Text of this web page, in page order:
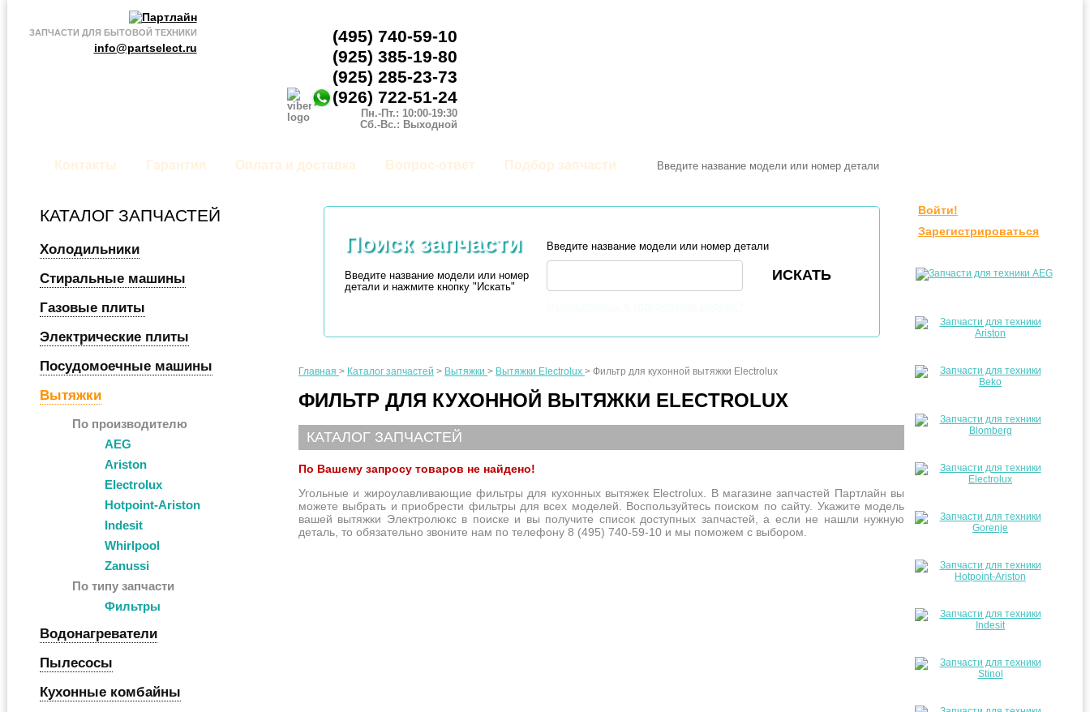
ЗАПЧАСТИ ДЛЯ БЫТОВОЙ ТЕХНИКИ
info@partselect.ru
(495) 740-59-10
(925) 385-19-80
(925) 285-23-73
(926) 722-51-24
Пн.-Пт.: 10:00-19:30
Сб.-Вс.: Выходной
Контакты Гарантия Оплата и доставка Вопрос-ответ Подбор запчасти
Войти!
Зарегистрироваться
КАТАЛОГ ЗАПЧАСТЕЙ
Холодильники
Стиральные машины
Газовые плиты
Электрические плиты
Посудомоечные машины
Вытяжки
По производителю
AEG
Ariston
Electrolux
Hotpoint-Ariston
Indesit
Whirlpool
Zanussi
По типу запчасти
Фильтры
Водонагреватели
Пылесосы
Кухонные комбайны
Поиск запчасти
Введите название модели или номер
детали и нажмите кнопку "Искать"
Введите название модели или номер детали
Главная > Каталог запчастей > Вытяжки > Вытяжки Electrolux > Фильтр для кухонной вытяжки Electrolux
ФИЛЬТР ДЛЯ КУХОННОЙ ВЫТЯЖКИ ELECTROLUX
КАТАЛОГ ЗАПЧАСТЕЙ
По Вашему запросу товаров не найдено!
Угольные и жироулавливающие фильтры для кухонных вытяжек Electrolux. В магазине запчастей Партлайн вы
можете выбрать и приобрести фильтры для всех моделей. Воспользуйтесь поиском по сайту. Укажите модель
вашей вытяжки Электролюкс в поиске и вы получите список доступных запчастей, а если не нашли нужную
деталь, то обязательно звоните нам по телефону 8 (495) 740-59-10 и мы поможем с выбором.